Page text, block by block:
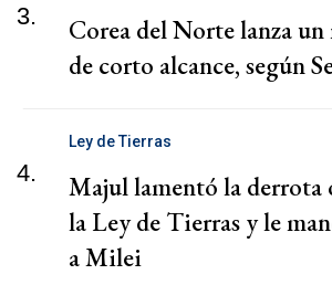
3.
Corea del Norte lanza
de corto alcance, según
4.
Ley de Tierras
Majul lamentó la derrota
la Ley de Tierras y le
a Milei